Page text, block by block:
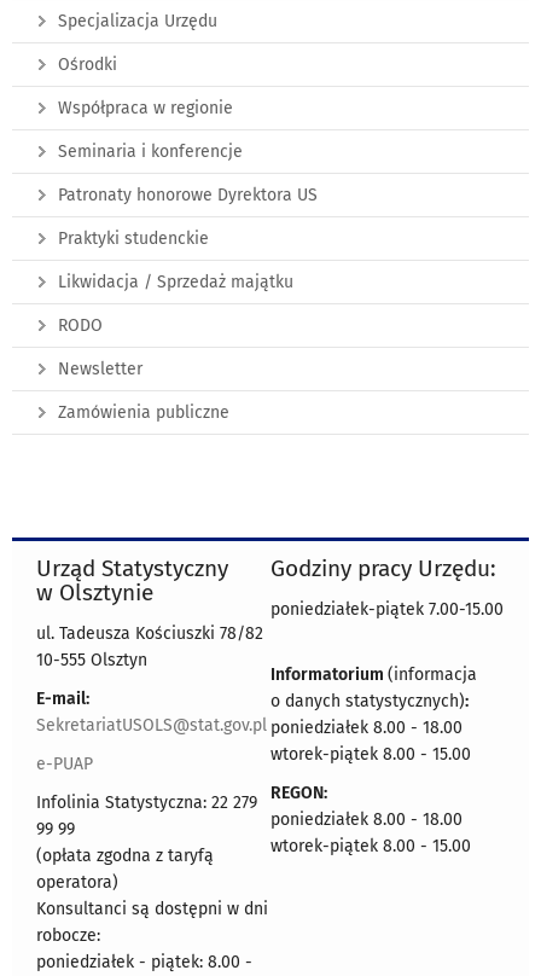
Specjalizacja Urzędu
Ośrodki
Współpraca w regionie
Seminaria i konferencje
Patronaty honorowe Dyrektora US
Praktyki studenckie
Likwidacja / Sprzedaż majątku
RODO
Newsletter
Zamówienia publiczne
Urząd Statystyczny
w Olsztynie
ul. Tadeusza Kościuszki 78/82
10-555 Olsztyn
E-mail:
SekretariatUSOLS@stat.gov.pl
e-PUAP
Infolinia Statystyczna: 22 279
99 99
(opłata zgodna z taryfą
operatora)
Konsultanci są dostępni w dni
robocze:
poniedziałek - piątek: 8.00 -
Godziny pracy Urzędu:
poniedziałek-piątek 7.00-15.00
Informatorium (informacja
o danych statystycznych):
poniedziałek 8.00 - 18.00
wtorek-piątek 8.00 - 15.00
REGON:
poniedziałek 8.00 - 18.00
wtorek-piątek 8.00 - 15.00